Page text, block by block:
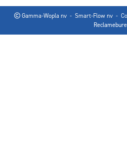
Gamma-Wopla nv - Smart-Flow nv -